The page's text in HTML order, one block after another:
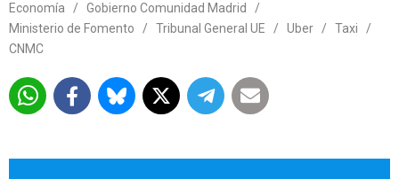
Economía
/ Gobierno Comunidad Madrid
/
Ministerio de Fomento
/ Tribunal General UE / Uber / Taxi
/
CNMC